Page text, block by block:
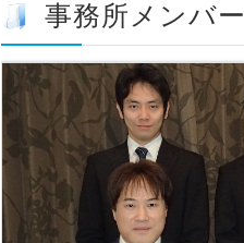
事務所メンバー